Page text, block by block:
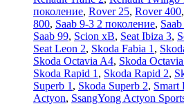
поколение, Rover 25, Rover 400,
800, Saab 9-3 2 поколение,
Saab 99, Scion xB, Seat Ibiza 3,
Seat Leon 2, Skoda Fabia 1 ,
Skoda Octavia A4, Skoda
Skoda Rapid 1 , Skoda Rapid 2,
Superb 1 , Skoda Superb 2, Smart
Actyon, SsangYong Actyon